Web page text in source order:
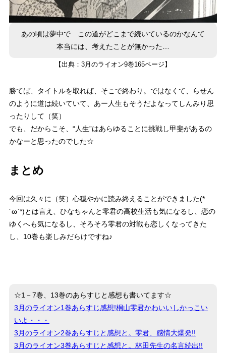
あの頃は夢中で この道がどこまで続いているのかなんて
本当には、考えたことが無かった…
【出典：3月のライオン9巻165ページ】
勝てば、タイトルを取れば、そこで終わり。ではなくて、らせん
のように道は続いていて、あー人生もそうだよなってしんみり思
ったりして（笑）
でも、だからこそ、“人生”はあらゆることに挑戦し甲斐があるの
かなーと思ったのでした☆
まとめ
今回は久々に（笑） 心穏やかに読み終えることができました(*
´ω`*)とは言え、ひなちゃんと零君の高校生活も気になるし、 恋の
ゆくへも気になるし、そろそろ零君の対戦も恋しくなってきた
し、10巻も楽しみだらけですね♪
☆1－7巻、13巻のあらすじと感想も書いてます☆
3月のライオン1巻あらすじ感想!桐山零君かわいいしかっこい
いよ・・・
3月のライオン2巻あらすじと感想と。零君、感情大爆発!!
3月のライオン3巻あらすじと感想と。林田先生の名言続出!!